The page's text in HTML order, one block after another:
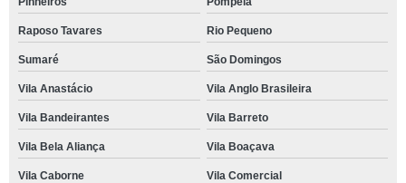
Raposo Tavares Rio Pequeno
Sumaré São Domingos
Vila Anastácio Vila Anglo Brasileira
Vila Bandeirantes Vila Barreto
Vila Bela Aliança Vila Boaçava
Vila Caborne Vila Comercial